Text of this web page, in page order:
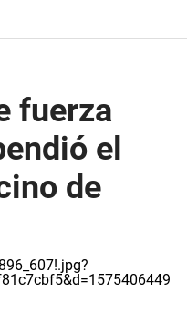
fuerza
el
de